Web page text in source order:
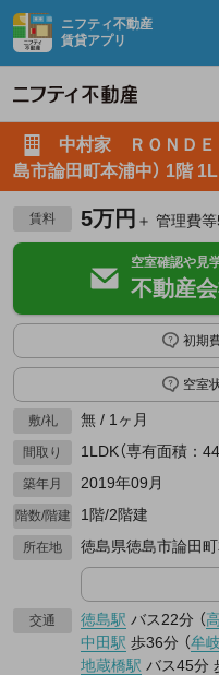
ニフティ不動産
賃貸アプリ
中村家 ＲＯＮＤＥ
島市論田町本浦中） 1階
賃料 5万円 ＋ 管理費
空室確認や見
不動産
初期
空室
敷/礼 無 / 1ヶ月
間取り 1LDK（専有面積：
築年月 2019年09月
階数/階建 1階/2階建
所在地 徳島県徳島市論田
交通 徳島駅 バス22分 （
中田駅 歩36分 （牟
地蔵橋駅 バス45分